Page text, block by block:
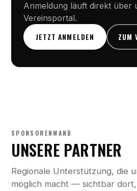
Anmeldung läuft direkt über
Vereinsportal.
JETZT ANMELDEN
ZUM
SPONSORENWAND
UNSERE PARTNER
Regionale Unterstützung, die
möglich macht — sichtbar